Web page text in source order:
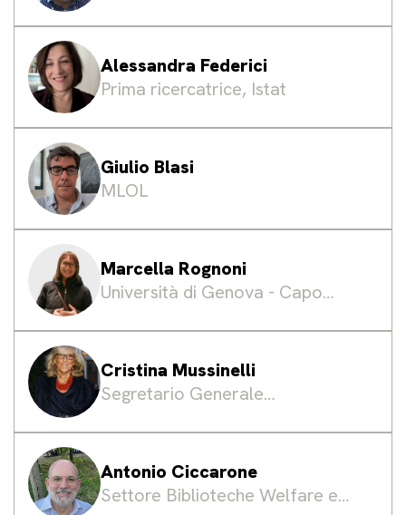
Alessandra Federici
Prima ricercatrice, Istat
Giulio Blasi
MLOL
Marcella Rognoni
Università di Genova - Capo
Cristina Mussinelli
Segretario Generale
Antonio Ciccarone
Settore Biblioteche Welfare e